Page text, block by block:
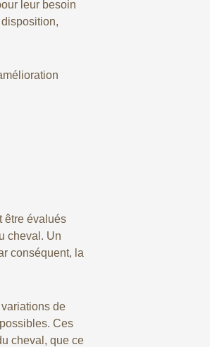
leur besoin
être évalués
cheval. Un
conséquent, la
de
Ces
cheval, que ce